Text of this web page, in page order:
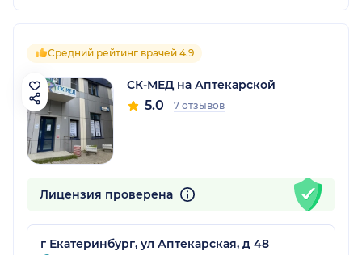
Средний рейтинг врачей 4.9
СК-МЕД на Аптекарской
5.0 7 отзывов
Лицензия проверена
г Екатеринбург, ул Аптекарская, д 48